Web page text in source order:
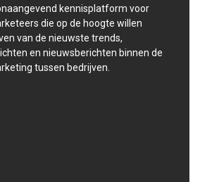
kennisplatform voor
die op de hoogte willen
van de nieuwste trends,
en nieuwsberichten binnen de
tussen bedrijven.